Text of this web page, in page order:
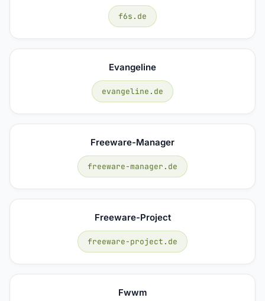
f6s.de
Evangeline
evangeline.de
Freeware-Manager
freeware-manager.de
Freeware-Project
freeware-project.de
Fwwm